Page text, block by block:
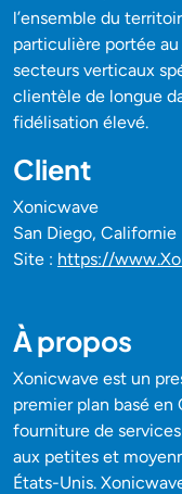
l’ensemble du
particulière portée
secteurs verticaux
clientèle de longue
fidélisation élevé.
Client
Xonicwave
San Diego, Californie
Site : https://
À propos
Xonicwave est un
premier plan basé en
fourniture de
aux petites et
États-Unis.